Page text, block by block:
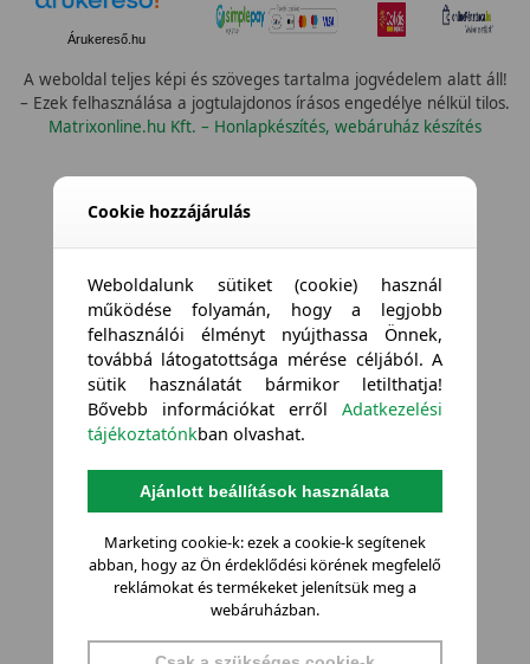
Árukereső.hu
A weboldal teljes képi és szöveges tartalma jogvédelem alatt áll!
– Ezek felhasználása a jogtulajdonos írásos engedélye nélkül tilos.
Matrixonline.hu Kft. – Honlapkészítés, webáruház készítés
Cookie hozzájárulás
Weboldalunk sütiket (cookie) használ
működése folyamán, hogy a legjobb
felhasználói élményt nyújthassa Önnek,
továbbá látogatottsága mérése céljából. A
sütik használatát bármikor letilthatja!
Bővebb információkat errőlAdatkezelési
tájékoztatónkban olvashat.
Ajánlott beállítások használata
Marketing cookie-k: ezek a cookie-k segítenek
abban, hogy az Ön érdeklődési körének megfelelő
reklámokat és termékeket jelenítsük meg a
webáruházban.